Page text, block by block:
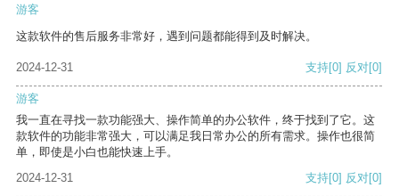
游客
这款软件的售后服务非常好，遇到问题都能得到及时解决。
2024-12-31 支持[0] 反对[0]
游客
我一直在寻找一款功能强大、操作简单的办公软件，终于找到了它。这
款软件的功能非常强大，可以满足我日常办公的所有需求。操作也很简
单，即使是小白也能快速上手。
2024-12-31
支持[0] 反对[0]